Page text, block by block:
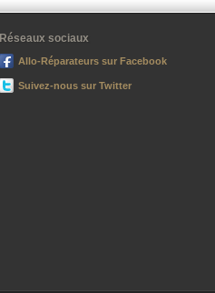
Réseaux sociaux
Allo-Réparateurs sur Facebook
Suivez-nous sur Twitter